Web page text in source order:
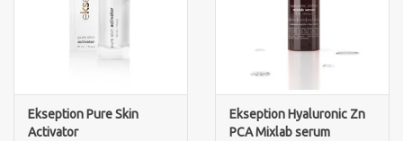
Ekseption Pure Skin
Activator
Ekseption Hyaluronic Zn
PCA Mixlab serum